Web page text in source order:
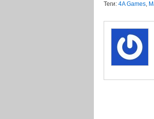
Теги: 4A Games,